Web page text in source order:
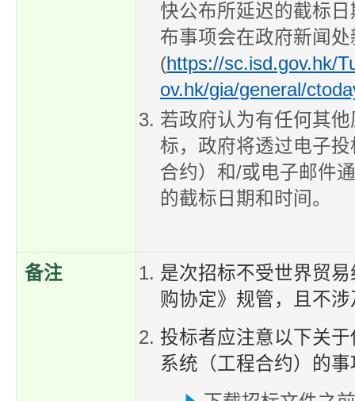
快公布所延迟的截标
布事项会在政府新闻
(https://sc.isd.gov.hk/
ov.hk/gia/general/
若政府认为有任何其
标，政府将透过电子
合约）和/或电子邮件
的截标日期和时间。
备注
是次招标不受世界贸
购协定》规管，且不
投标者应注意以下关
系统（工程合约）的事